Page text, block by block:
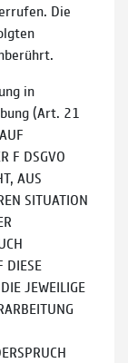
Die
in
(Art. 21
F DSGVO
AUS
SITUATION
DIESE
JEWEILIGE